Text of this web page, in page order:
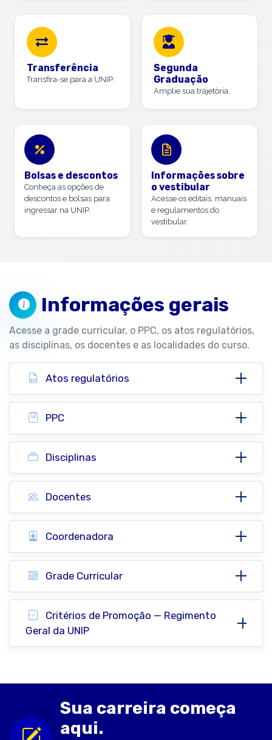
Transferência
Transfira-se para a UNIP.
Segunda
Graduação
Amplie sua trajetória.
Bolsas e descontos
Conheça as opções de
descontos e bolsas para
ingressar na UNIP.
Informações sobre
o vestibular
Acesse os editais, manuais
e regulamentos do
vestibular.
Informações gerais
Acesse a grade curricular, o PPC, os atos regulatórios,
as disciplinas, os docentes e as localidades do curso.
Atos regulatórios
PPC
Disciplinas
Docentes
Coordenadora
Grade Curricular
Critérios de Promoção — Regimento
Geral da UNIP
Sua carreira começa
aqui.